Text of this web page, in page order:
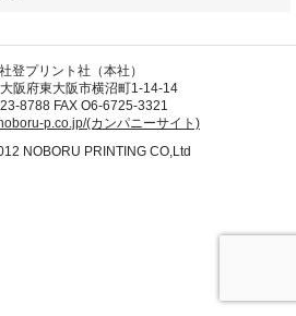
登プリント社（本社）
阪府東大阪市横沼町1-14-14
8788 FAX O6-6725-3321
p.co.jp/(カンパニーサイト)
NOBORU PRINTING CO,Ltd